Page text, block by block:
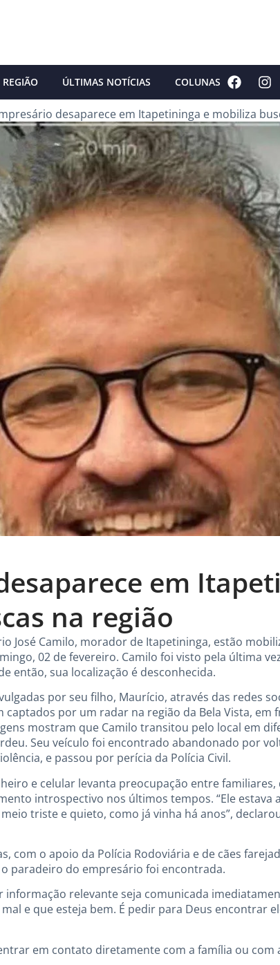
REGIÃO ÚLTIMAS NOTÍCIAS COLUNAS
desaparece em Itapetininga e mobiliza
em
na região
José Camilo, morador de Itapetininga, estão
02 de fevereiro. Camilo foi visto pela última
então, sua localização é desconhecida.
por seu filho, Maurício, através das redes
por um radar na região da Bela Vista, em
mostram que Camilo transitou pelo local em
Seu veículo foi encontrado abandonado por
e passou por perícia da Polícia Civil.
e celular levanta preocupação entre
introspectivo nos últimos tempos. “Ele estava
triste e quieto, como já vinha há anos”,
com o apoio da Polícia Rodoviária e de cães
paradeiro do empresário foi encontrada.
relevante seja comunicada
e que esteja bem. É pedir para Deus encontrar
em contato diretamente com a família ou com